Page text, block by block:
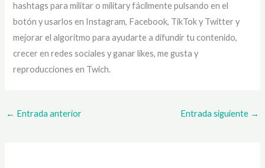
hashtags para militar o military fácilmente pulsando en el
botón y usarlos en Instagram, Facebook, TikTok y Twitter y
mejorar el algoritmo para ayudarte a difundir tu contenido,
crecer en redes sociales y ganar likes, me gusta y
reproducciones en Twich.
← Entrada anterior Entrada siguiente →